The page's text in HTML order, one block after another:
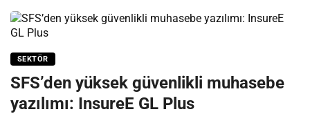
SEKTÖR
SFS’den yüksek güvenlikli muhasebe
yazılımı: InsureE GL Plus